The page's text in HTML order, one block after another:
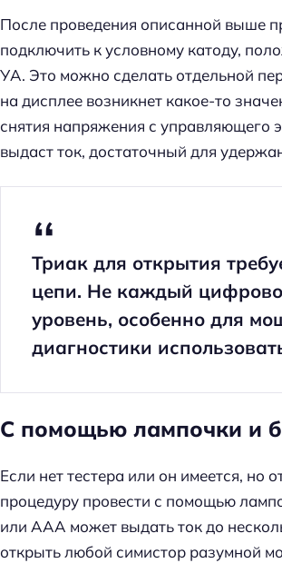
После проведения описанной выше
подключить к условному катоду,
УА. Это можно сделать отдельной
на дисплее возникнет какое-то
снятия напряжения с управляющего
выдаст ток, достаточный для
Триак для открытия
цепи. Не каждый
уровень, особенно для
диагностики
С помощью лампочки и
Если нет тестера или он имеется,
процедуру провести с помощью
или ААА может выдать ток до
открыть любой симистор разумной